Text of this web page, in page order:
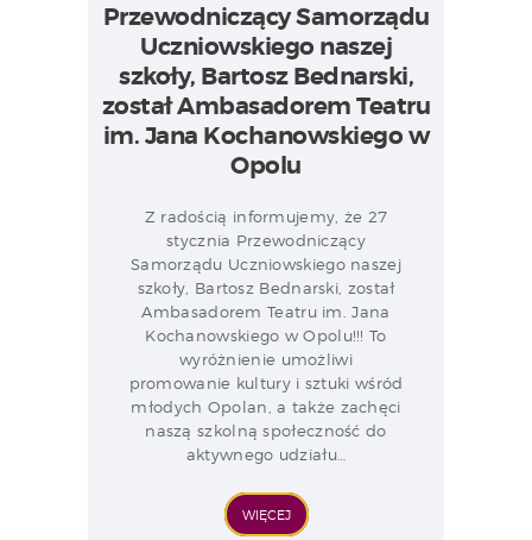
Przewodniczący Samorządu
Uczniowskiego naszej
szkoły, Bartosz Bednarski,
został Ambasadorem Teatru
im. Jana Kochanowskiego w
Opolu
Z radością informujemy, że 27
stycznia Przewodniczący
Samorządu Uczniowskiego naszej
szkoły, Bartosz Bednarski, został
Ambasadorem Teatru im. Jana
Kochanowskiego w Opolu!!! To
wyróżnienie umożliwi
promowanie kultury i sztuki wśród
młodych Opolan, a także zachęci
naszą szkolną społeczność do
aktywnego udziału…
WIĘCEJ